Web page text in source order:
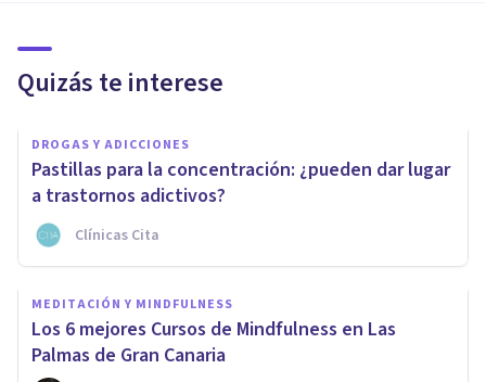
Quizás te interese
DROGAS Y ADICCIONES
Pastillas para la concentración: ¿pueden dar lugar
a trastornos adictivos?
Clínicas Cita
MEDITACIÓN Y MINDFULNESS
Los 6 mejores Cursos de Mindfulness en Las
Palmas de Gran Canaria